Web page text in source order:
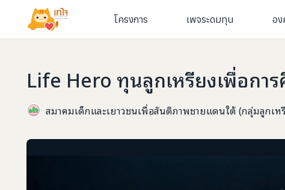
โครงการ เพจระดมทุน อง
Life Hero ทุนลูกเหรียงเพื่อกา
สมาคมเด็กและเยาวชนเพื่อสันติภาพชายแดนใต้ (กลุ่มลูกเห